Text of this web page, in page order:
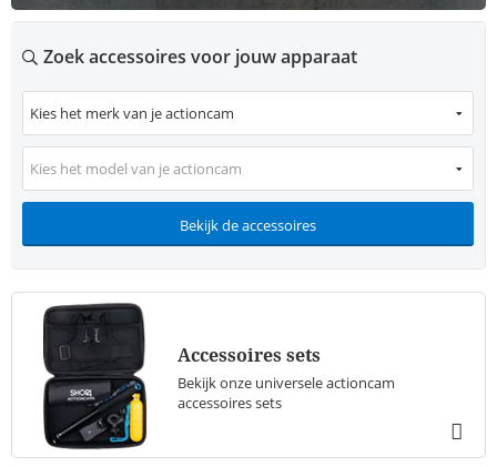
Zoek accessoires voor jouw apparaat
Kies het model van je actioncam
Bekijk de accessoires
Accessoires sets
Bekijk onze universele actioncam
accessoires sets